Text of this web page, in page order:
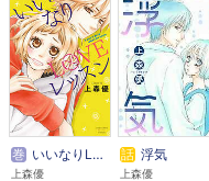
巻 いいなりLOVEレッスン
上森優
話 浮気
上森優